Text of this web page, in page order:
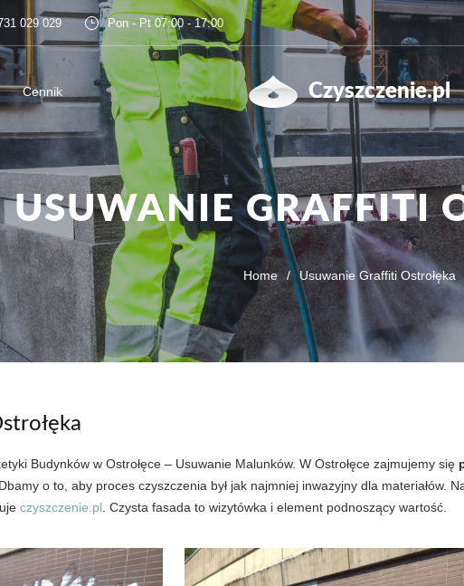
029 029 Pon - Pt 07:00 - 17:00
Cennik Czyszczenie.pl
USUWANIE GRAFFITI
Home / Usuwanie Graffiti Ostrołęka
Budynków w Ostrołęce – Usuwanie Malunków. W Ostrołęce zajmujemy się
o to, aby proces czyszczenia był jak najmniej inwazyjny dla materiałów.
czyszczenie.pl . Czysta fasada to wizytówka i element podnoszący wartość.